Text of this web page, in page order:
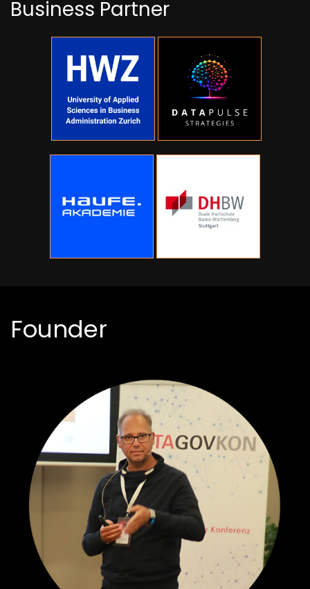
Business Partner
Founder